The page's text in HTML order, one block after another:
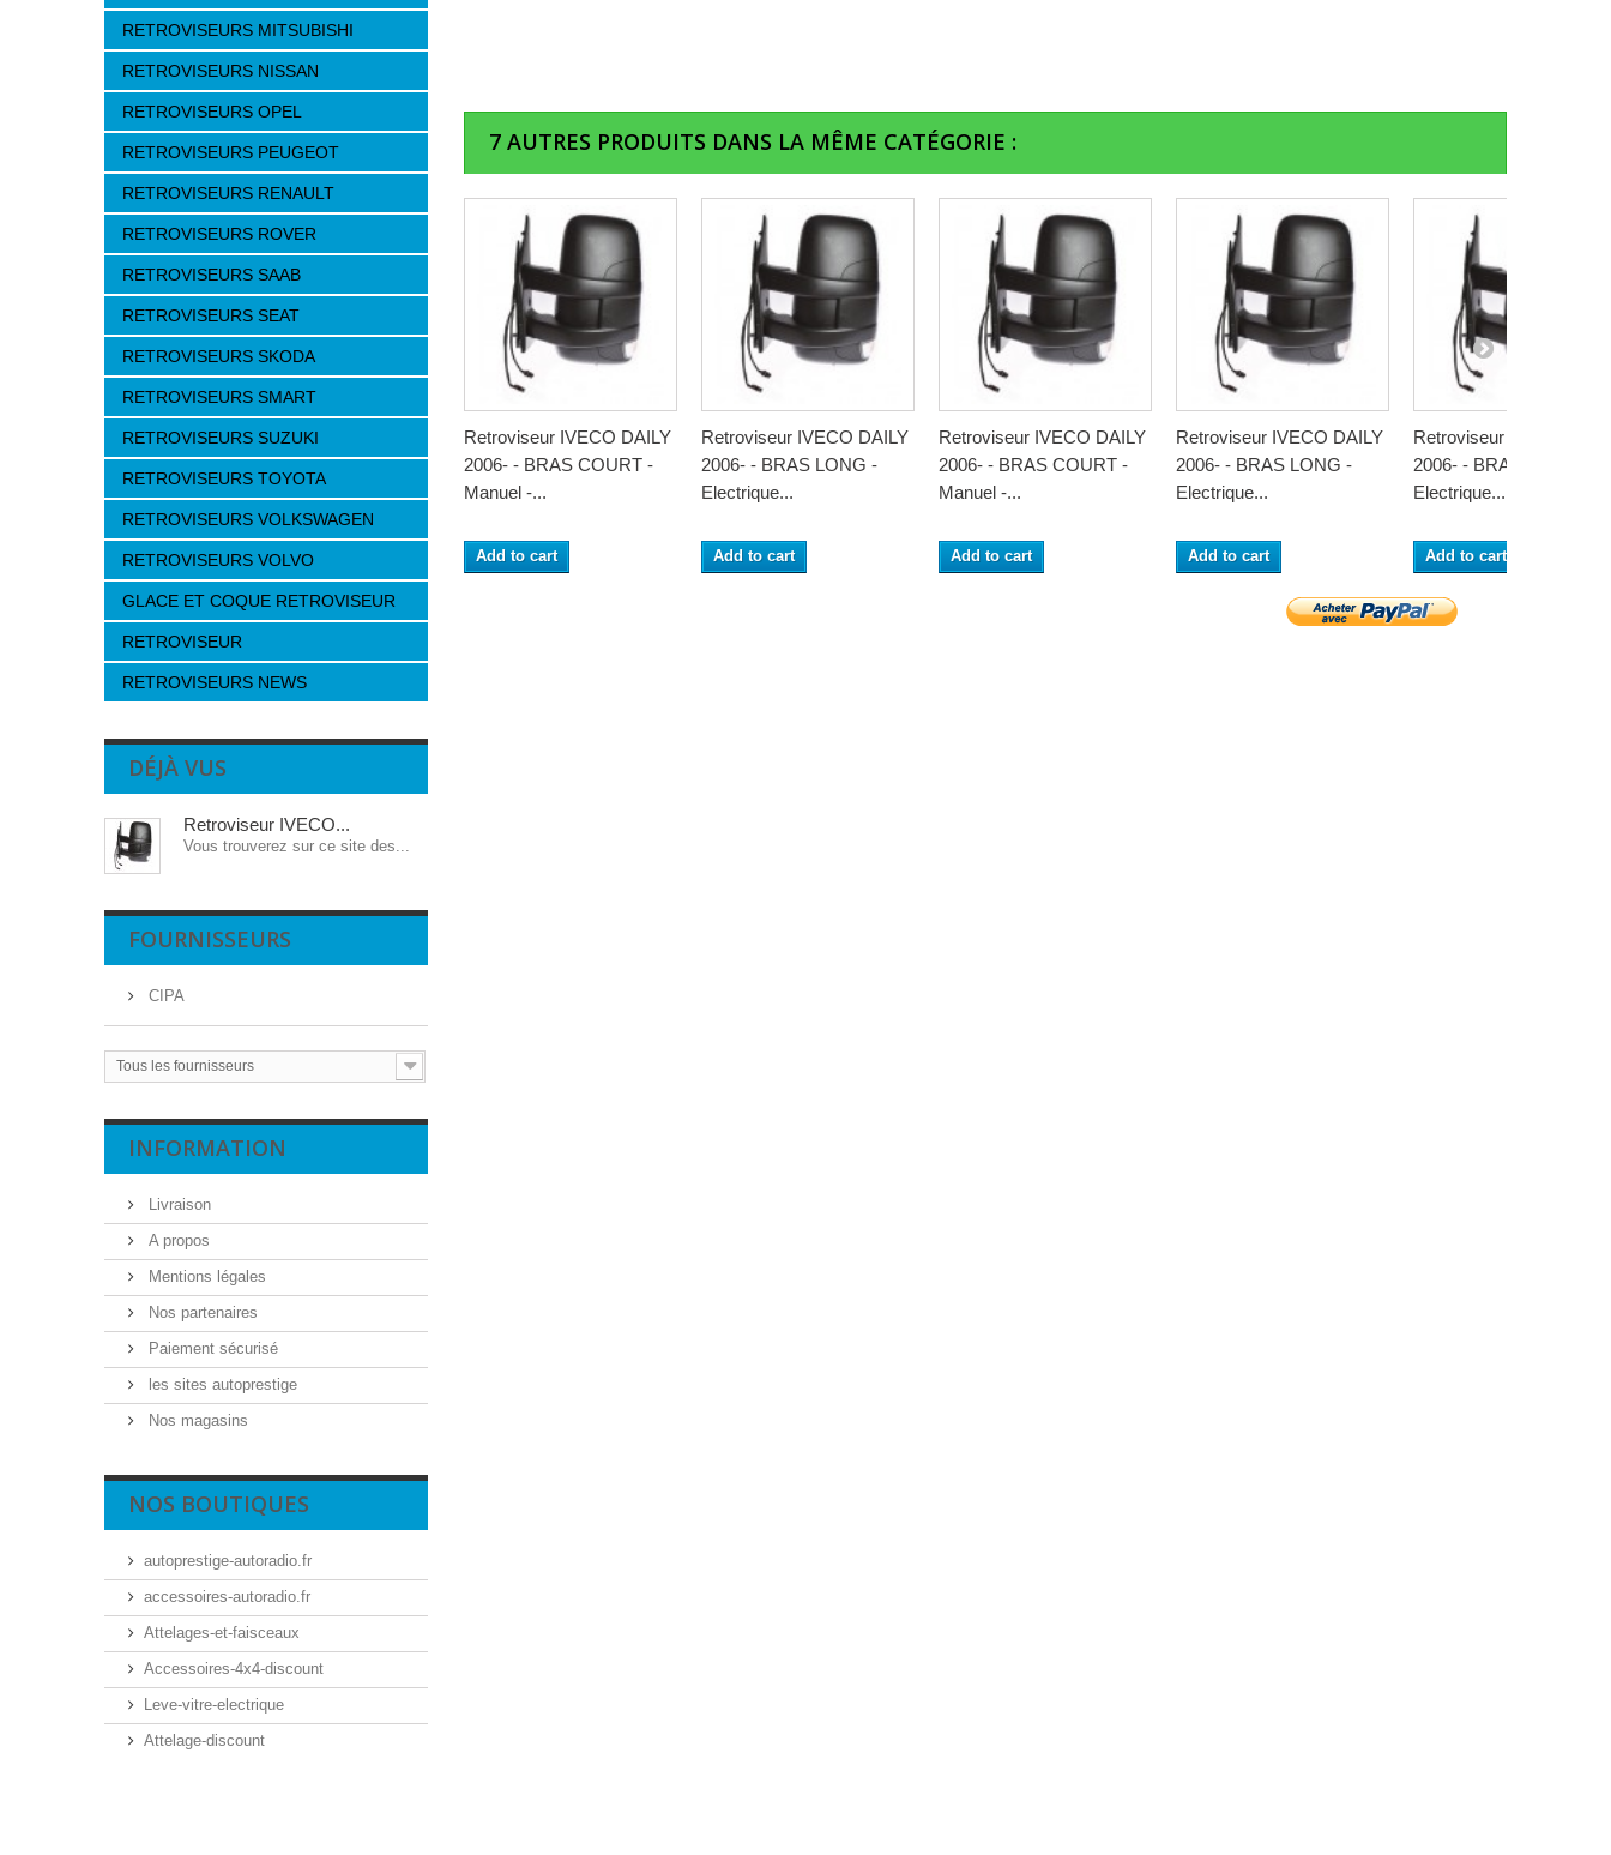
RETROVISEURS MITSUBISHI
RETROVISEURS NISSAN
RETROVISEURS OPEL
RETROVISEURS PEUGEOT
RETROVISEURS RENAULT
RETROVISEURS ROVER
RETROVISEURS SAAB
RETROVISEURS SEAT
RETROVISEURS SKODA
RETROVISEURS SMART
RETROVISEURS SUZUKI
RETROVISEURS TOYOTA
RETROVISEURS VOLKSWAGEN
RETROVISEURS VOLVO
GLACE ET COQUE RETROVISEUR
RETROVISEUR
RETROVISEURS NEWS
DÉJÀ VUS
Retroviseur IVECO...
Vous trouverez sur ce site des...
FOURNISSEURS
CIPA
Tous les fournisseurs
INFORMATION
Livraison
A propos
Mentions légales
Nos partenaires
Paiement sécurisé
les sites autoprestige
Nos magasins
NOS BOUTIQUES
autoprestige-autoradio.fr
accessoires-autoradio.fr
Attelages-et-faisceaux
Accessoires-4x4-discount
Leve-vitre-electrique
Attelage-discount
7 AUTRES PRODUITS DANS LA MÊME CATÉGORIE :
Retroviseur IVECO DAILY
2006- - BRAS COURT -
Manuel -...
Add to cart
Retroviseur IVECO DAILY
2006- - BRAS LONG -
Electrique...
Add to cart
Retroviseur IVECO DAILY
2006- - BRAS COURT -
Manuel -...
Add to cart
Retroviseur IVECO DAILY
2006- - BRAS LONG -
Electrique...
Add to cart
Retroviseur IVECO
2006- - BRAS LONG -
Electrique...
Add to cart